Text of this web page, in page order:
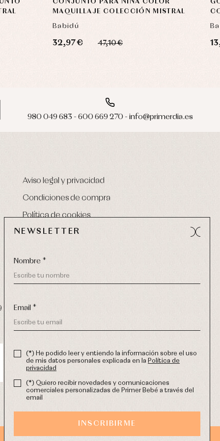
CONJUNTO PARA NIÑA COLOR
MAQUILLAJE COLECCIÓN MISTRAL
Babidú
32,97 € 47,10 €
980 049 683 - 600 669 270 - info@primerdia.es
Aviso legal y privacidad
Condiciones de compra
Política de cookies
270-email:
NEWSLETTER
Nombre *
Email *
(*) He podido leer y entiendo la información sobre el uso
de mis datos personales explicada en la Política de
privacidad
(*) Quiero recibir novedades y comunicaciones
comerciales personalizadas de Primer Bebé a través del
email
INSCRIBIRME